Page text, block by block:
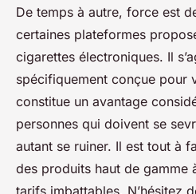
De temps à autre, force est
certaines plateformes
cigarettes électroniques. Il
spécifiquement conçue pour
constitue un avantage
personnes qui doivent se
autant se ruiner. Il est tout à
des produits haut de gamme
tarifs imbattables. N’hésitez